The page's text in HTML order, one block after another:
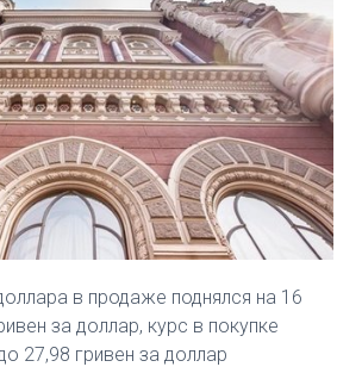
в продаже поднялся на 16
за доллар, курс в покупке
27,98 гривен за доллар